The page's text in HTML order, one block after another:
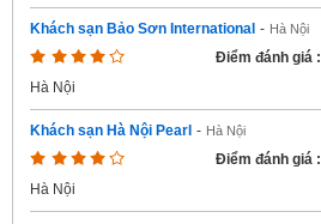
Khách sạn Bảo Sơn International - Hà Nội
Điểm đánh giá :
Hà Nội
Khách sạn Hà Nội Pearl - Hà Nội
Điểm đánh giá :
Hà Nội